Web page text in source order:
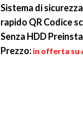
Sistema di
rapido QR Codice
Senza HDD
Prezzo: in offerta su